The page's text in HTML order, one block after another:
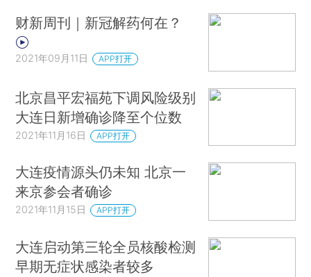
财新周刊｜新冠解药何在？
2021年09月11日 APP打开
北京昌平宏福苑下调风险级别
大连日新增确诊降至个位数
2021年11月16日 APP打开
大连疫情源头仍未知 北京一
来京参会者确诊
2021年11月15日 APP打开
大连启动第三轮全员核酸检测
早期无症状感染者较多